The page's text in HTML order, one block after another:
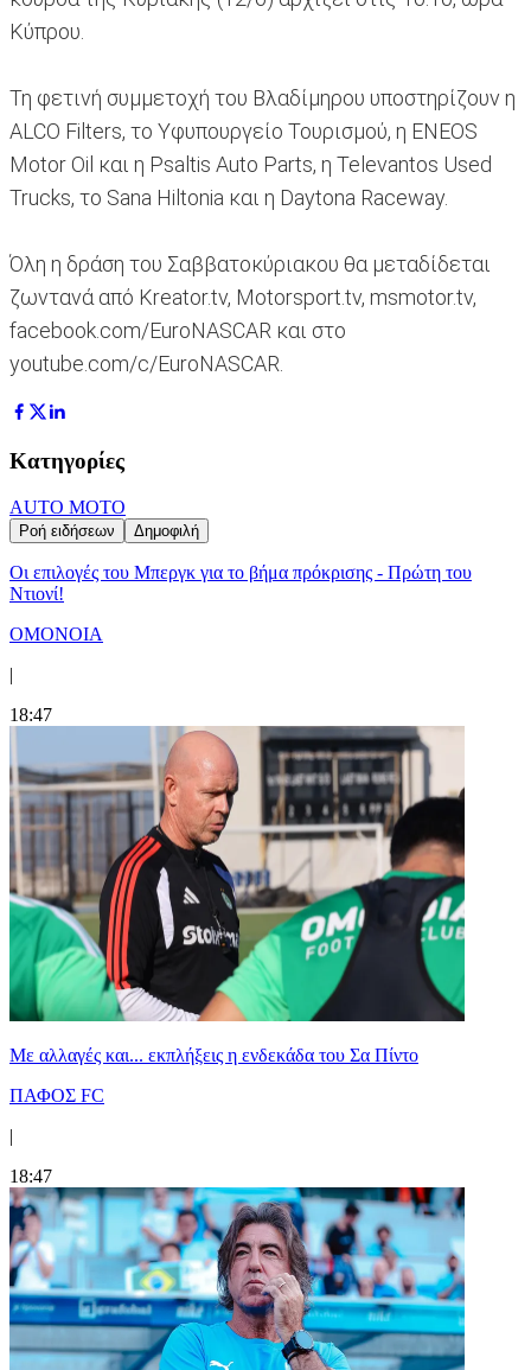
Κύπρου.
Τη φετινή συμμετοχή του Βλαδίμηρου υποστηρίζουν η
ALCO Filters, το Υφυπουργείο Τουρισμού, η ENEOS
Motor Oil και η Psaltis Auto Parts, η Televantos Used
Trucks, το Sana Hiltonia και η Daytona Raceway.
Όλη η δράση του Σαββατοκύριακου θα μεταδίδεται
ζωντανά από Kreator.tv, Motorsport.tv, msmotor.tv,
facebook.com/EuroNASCAR και στο
youtube.com/c/EuroNASCAR.
Κατηγορίες
AUTO MOTO
Ροή ειδήσεων Δημοφιλή
Οι επιλογές του Μπεργκ για το βήμα πρόκρισης - Πρώτη του
Ντιονί!
ΟΜΟΝΟΙΑ
|
18:47
Με αλλαγές και... εκπλήξεις η ενδεκάδα του Σα Πίντο
ΠΑΦΟΣ FC
|
18:47